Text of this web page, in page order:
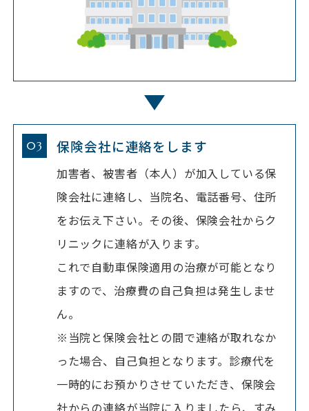
保険会社に連絡をします
加害者、被害者（本人）が加入している保
険会社に連絡し、当院名、電話番号、住所
をお伝え下さい。その後、保険会社からク
リニックに連絡が入ります。
これで自動車保険適用の治療が可能となり
ますので、治療費の自己負担は発生しませ
ん。
※当院と保険会社との間で連絡が取れなか
った場合、自己負担となります。診療代を
一時的にお預かりさせていただき、保険会
社からの連絡が当院に入りましたら、すみ